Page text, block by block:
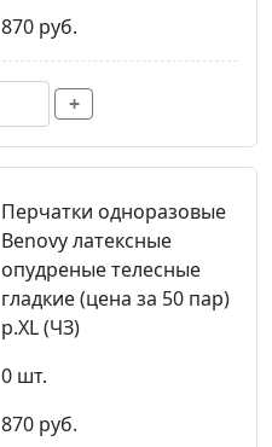
870 руб.
+
Перчатки одноразовые
Benovy латексные
опудреные телесные
гладкие (цена за 50 пар)
р.XL (ЧЗ)
0 шт.
870 руб.